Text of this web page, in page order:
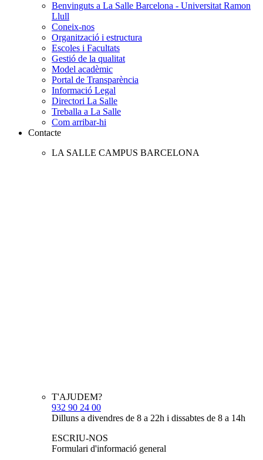
Benvinguts a La Salle Barcelona - Universitat Ramon
Llull
Coneix-nos
Organització i estructura
Escoles i Facultats
Gestió de la qualitat
Model acadèmic
Portal de Transparència
Informació Legal
Directori La Salle
Treballa a La Salle
Com arribar-hi
Contacte
LA SALLE CAMPUS BARCELONA
T'AJUDEM?
932 90 24 00
Dilluns a divendres de 8 a 22h i dissabtes de 8 a 14h
ESCRIU-NOS
Formulari d'informació general